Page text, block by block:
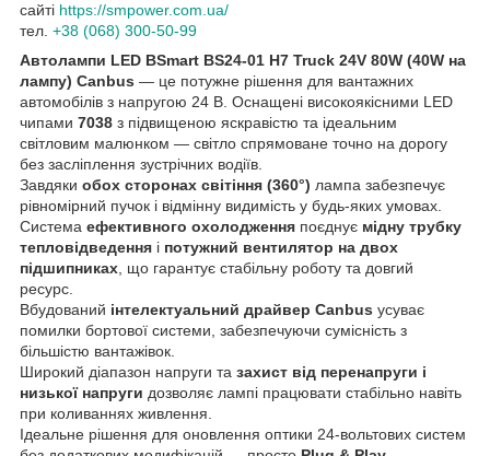
сайті https://smpower.com.ua/
тел. +38 (068) 300-50-99
Автолампи LED BSmart BS24-01 H7 Truck 24V 80W (40W на
лампу) Canbus — це потужне рішення для вантажних
автомобілів з напругою 24 В. Оснащені високоякісними LED
чипами 7038 з підвищеною яскравістю та ідеальним
світловим малюнком — світло спрямоване точно на дорогу
без засліплення зустрічних водіїв.
Завдяки обох сторонах світіння (360°) лампа забезпечує
рівномірний пучок і відмінну видимість у будь-яких умовах.
Система ефективного охолодження поєднує мідну трубку
тепловідведення і потужний вентилятор на двох
підшипниках, що гарантує стабільну роботу та довгий
ресурс.
Вбудований інтелектуальний драйвер Canbus усуває
помилки бортової системи, забезпечуючи сумісність з
більшістю вантажівок.
Широкий діапазон напруги та захист від перенапруги і
низької напруги дозволяє лампі працювати стабільно навіть
при коливаннях живлення.
Ідеальне рішення для оновлення оптики 24-вольтових систем